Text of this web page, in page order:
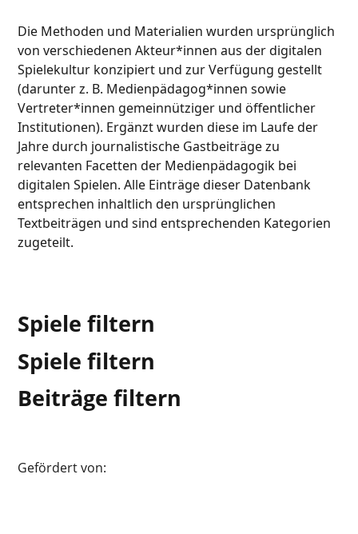
Die Methoden und Materialien wurden ursprünglich
von verschiedenen Akteur*innen aus der digitalen
Spielekultur konzipiert und zur Verfügung gestellt
(darunter z. B. Medienpädagog*innen sowie
Vertreter*innen gemeinnütziger und öffentlicher
Institutionen). Ergänzt wurden diese im Laufe der
Jahre durch journalistische Gastbeiträge zu
relevanten Facetten der Medienpädagogik bei
digitalen Spielen. Alle Einträge dieser Datenbank
entsprechen inhaltlich den ursprünglichen
Textbeiträgen und sind entsprechenden Kategorien
zugeteilt.
Spiele filtern
Spiele filtern
Beiträge filtern
Gefördert von: